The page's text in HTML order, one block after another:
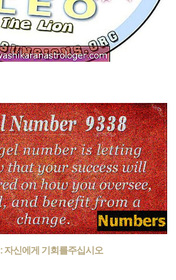
자신에게 기회를주십시오